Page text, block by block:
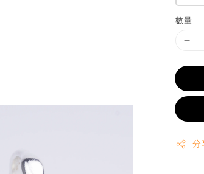
數量
分